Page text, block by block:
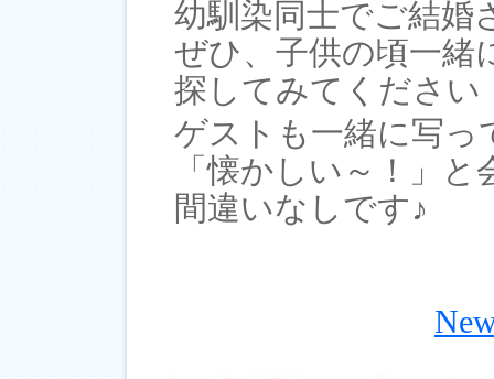
幼馴染同士でご結婚
ぜひ、子供の頃一緒
探してみてください
ゲストも一緒に写っ
「懐かしい～！」
間違いなしです♪